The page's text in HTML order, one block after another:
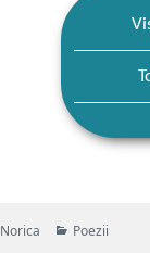
Autor
Norica Categorii
Poezii